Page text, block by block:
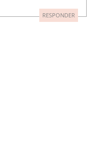
RESPONDER